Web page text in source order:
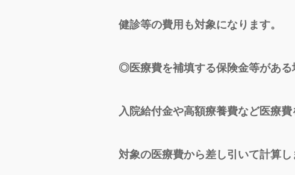
健診等の費用も対象になります。
◎医療費を補填する保険金等があ
入院給付金や高額療養費など医療
対象の医療費から差し引いて計算し